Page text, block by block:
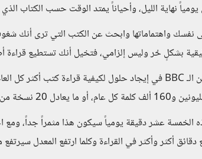
نهاية الليل، وأحياناً يمتد الوقت حسب الكتاب الذي
نفسك واهتماماتها وابحث عن الكتب التي ترى أنك
كتاب يحتوي على 300 صفحة.
عشر دقيقة يومياً سيكون هذا مثمراً جداً، ومع
دقائق أكثر وأكثر في القراءة وكلما ارتفع المعدل